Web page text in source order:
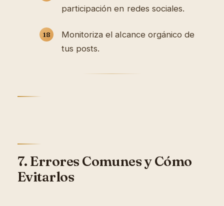
participación en redes sociales.
Monitoriza el alcance orgánico de
tus posts.
7. Errores Comunes y Cómo
Evitarlos